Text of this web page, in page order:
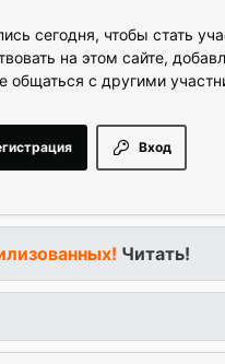
сегодня, чтобы стать
на этом сайте,
общаться с другими
Вход
Читать!